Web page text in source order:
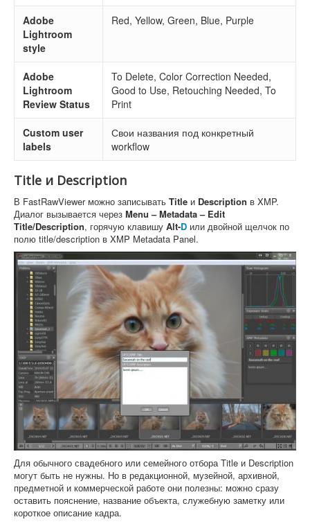
Adobe
Lightroom
style
Red, Yellow, Green, Blue, Purple
Adobe
Lightroom
Review Status
To Delete, Color Correction Needed,
Good to Use, Retouching Needed, To
Print
Custom user
labels
Свои названия под конкретный
workflow
Title и Description
В FastRawViewer можно записывать Title и Description в XMP.
Диалог вызывается через Menu – Metadata – Edit
Title/Description, горячую клавишу Alt-D или двойной щелчок по
полю title/description в XMP Metadata Panel.
Для обычного свадебного или семейного отбора Title и Description
могут быть не нужны. Но в редакционной, музейной, архивной,
предметной и коммерческой работе они полезны: можно сразу
оставить пояснение, название объекта, служебную заметку или
короткое описание кадра.